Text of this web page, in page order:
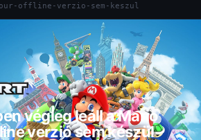
offline-verzio-sem-keszul
végleg leáll a Mario
verzió sem készül